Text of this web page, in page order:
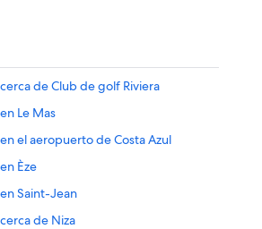
de Club de golf Riviera
Le Mas
el aeropuerto de Costa Azul
Èze
Saint-Jean
de Niza